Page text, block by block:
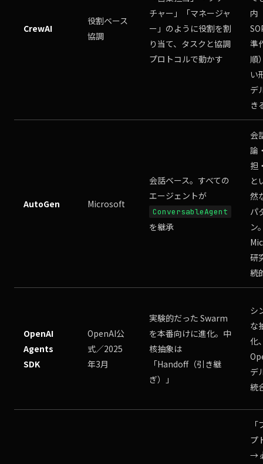
CrewAI
役割ベース
協調
チャー」「マネージャ
ー」のように役割を割
り当て、タスクと協調
プロトコルで動かす
内
準
順
い
デ
き
AutoGen Microsoft
会話ベース。すべての
エージェントが
ConversableAgent
を継承
会
論
担
と
然
パ
ン
研
続
OpenAI
Agents
SDK
OpenAI公
式／2025
年3月
実験的だった Swarm
を本番向けに進化。中
核抽象は
「Handoff（引き継
ぎ）」
シ
な
化
デ
統
プ
→